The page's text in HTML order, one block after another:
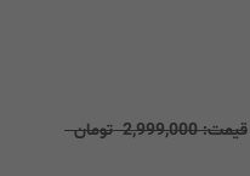
قیمت:2,999,000تومان